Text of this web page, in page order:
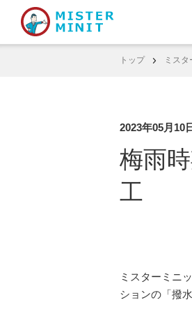
トップ ミス
2023年05月10
梅雨
工
ミスターミニ
ションの「撥